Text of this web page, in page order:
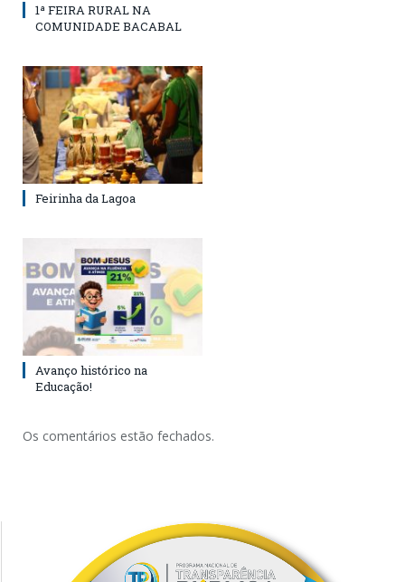
1ª FEIRA RURAL NA
COMUNIDADE BACABAL
Feirinha da Lagoa
Avanço histórico na
Educação!
Os comentários estão fechados.